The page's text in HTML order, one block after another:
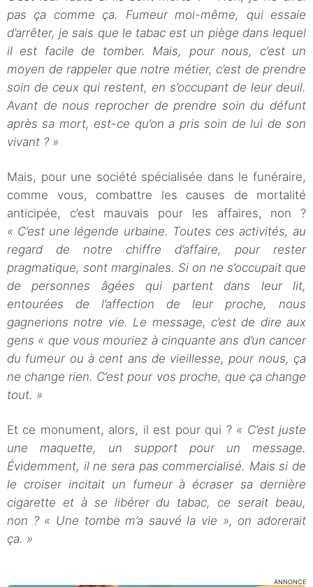
pas ça comme ça. Fumeur moi-même, qui essaie
d’arrêter, je sais que le tabac est un piège dans lequel
il est facile de tomber. Mais, pour nous, c’est un
moyen de rappeler que notre métier, c’est de prendre
soin de ceux qui restent, en s’occupant de leur deuil.
Avant de nous reprocher de prendre soin du défunt
après sa mort, est-ce qu’on a pris soin de lui de son
vivant ? »
Mais, pour une société spécialisée dans le funéraire,
comme vous, combattre les causes de mortalité
anticipée, c’est mauvais pour les affaires, non ?
« C’est une légende urbaine. Toutes ces activités, au
regard de notre chiffre d’affaire, pour rester
pragmatique, sont marginales. Si on ne s’occupait que
de personnes âgées qui partent dans leur lit,
entourées de l’affection de leur proche, nous
gagnerions notre vie. Le message, c’est de dire aux
gens « que vous mouriez à cinquante ans d’un cancer
du fumeur ou à cent ans de vieillesse, pour nous, ça
ne change rien. C’est pour vos proche, que ça change
tout. »
Et ce monument, alors, il est pour qui ? « C’est juste
une maquette, un support pour un message.
Évidemment, il ne sera pas commercialisé. Mais si de
le croiser incitait un fumeur à écraser sa dernière
cigarette et à se libérer du tabac, ce serait beau,
non ? « Une tombe m’a sauvé la vie », on adorerait
ça. »
ANNONCE